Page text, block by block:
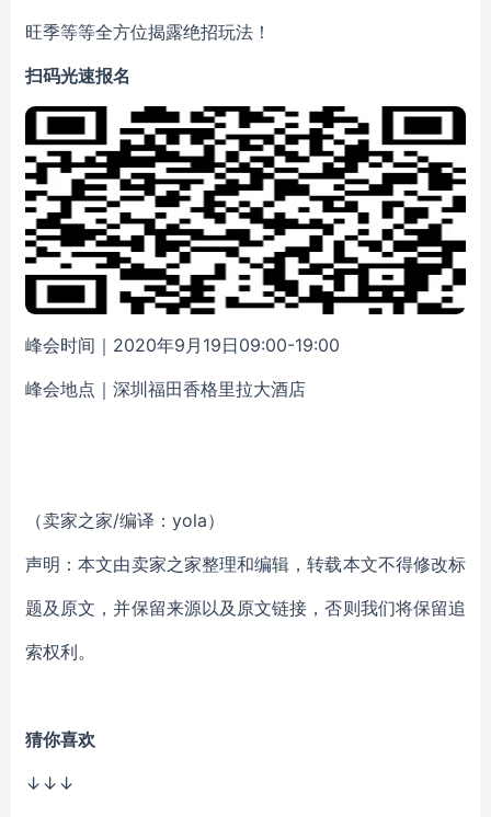
旺季等等全方位揭露绝招玩法！
扫码光速报名
峰会时间 ｜ 2020年9月19日09:00-19:00
峰会地点 ｜ 深圳福田香格里拉大酒店
（卖家之家/编译：yola）
声明：本文由卖家之家整理和编辑，转载本文不得修改标
题及原文，并保留来源以及原文链接，否则我们将保留追
索权利。
猜你喜欢
↓↓↓